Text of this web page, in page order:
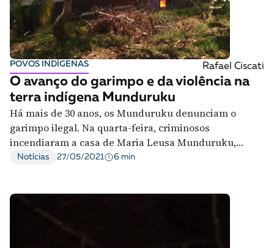
POVOS INDÍGENAS Rafael Ciscati
O avanço do garimpo e da violência na
terra indígena Munduruku
Há mais de 30 anos, os Munduruku denunciam o
garimpo ilegal. Na quarta-feira, criminosos
incendiaram a casa de Maria Leusa Munduruku,
liderança premiada pelo ONU
Notícias 27/05/2021 6 min